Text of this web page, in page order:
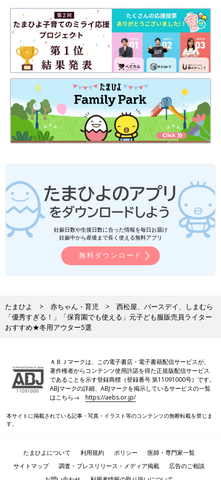
妊娠日数や生後日数に合った情報を毎日お届け
妊娠中から産後まで長く使える無料アプリ
無料ダウンロード
たまひよ 赤ちゃん・育児
西松屋、バースデイ、しまむら
「優秀すぎる！」「保育園でも使える」元子ども服販売員ライター
おすすめ★冬用アウター5選
ＡＢＪマークは、この電子書店・電子書籍配信サービスが、
著作権者からコンテンツ使用許諾を得た正規版配信サービス
であることを示す登録商標（登録番号 第11091000号）です。
ABJマークの詳細、ABJマークを掲示しているサービスの一覧
はこちら→https://aebs.or.jp/
本サイトに掲載されている記事・写真・イラスト等のコンテンツの無断転載を禁じま
す。
たまひよについて 利用規約 ポリシー
医師・専門家一覧
サイトマップ
調査・プレスリリース・メディア掲載
広告のご相談